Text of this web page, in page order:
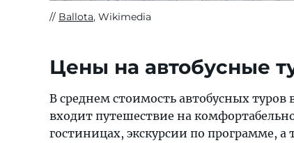
Ballota, Wikimedia
Цены на автобусные
В среднем стоимость автобусных
входит путешествие на
гостиницах, экскурсии по программе, а